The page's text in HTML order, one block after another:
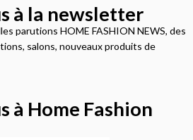
à la newsletter
parutions HOME FASHION NEWS, des
salons, nouveaux produits de
à Home Fashion